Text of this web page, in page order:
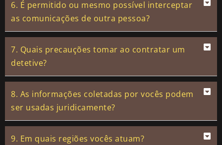
6. É permitido ou mesmo possível interceptar
as comunicações de outra pessoa?
7. Quais precauções tomar ao contratar um
detetive?
8. As informações coletadas por vocês podem
ser usadas juridicamente?
9. Em quais regiões vocês atuam?